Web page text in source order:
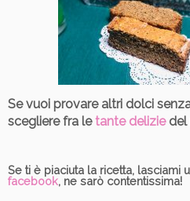
Se vuoi provare altri dolci
scegliere fra letante deliziedel
Se ti è piaciuta la ricetta, lasciami
facebook, ne sarò contentissima!